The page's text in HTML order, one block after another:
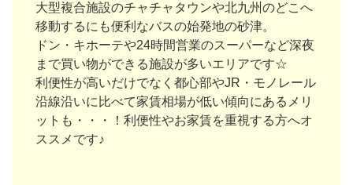
大型複合施設のチャチャタウンや北九州のどこへ
移動するにも便利なバスの始発地の砂津。
ドン・キホーテや24時間営業のスーパーなど深夜
まで買い物ができる施設が多いエリアです☆
利便性が高いだけでなく都心部やJR・モノレール
沿線沿いに比べて家賃相場が低い傾向にあるメリ
ットも・・・！利便性やお家賃を重視する方へオ
ススメです♪